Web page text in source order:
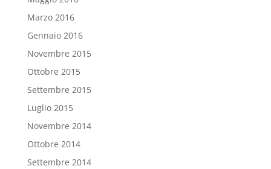
Marzo 2016
Gennaio 2016
Novembre 2015
Ottobre 2015
Settembre 2015
Luglio 2015
Novembre 2014
Ottobre 2014
Settembre 2014